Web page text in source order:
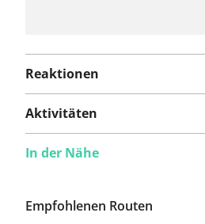
Reaktionen
Aktivitäten
In der Nähe
Empfohlenen Routen